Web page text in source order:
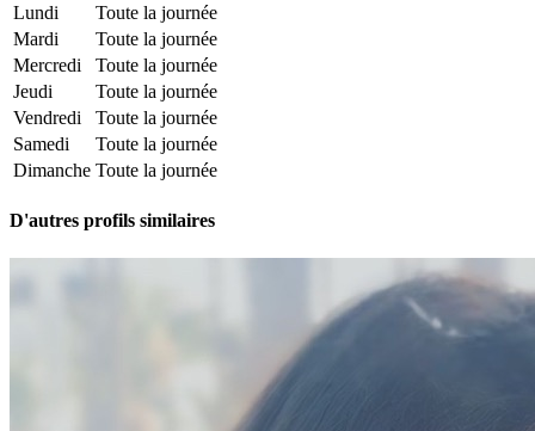
Lundi
Toute la journée
Mardi
Toute la journée
Mercredi
Toute la journée
Jeudi
Toute la journée
Vendredi
Toute la journée
Samedi
Toute la journée
Dimanche Toute la journée
D'autres profils similaires